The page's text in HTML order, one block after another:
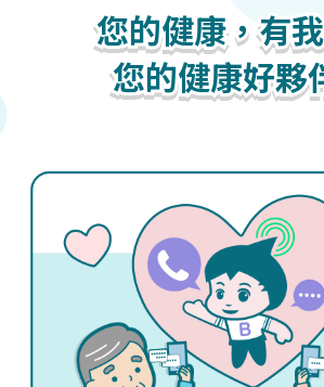
您的健康，有
您的健康好夥
您的健康，有
您的健康好夥
您的健康，有
您的健康好夥